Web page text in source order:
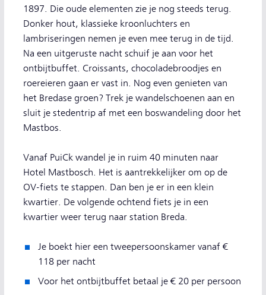
1897. Die oude elementen zie je nog steeds terug.
Donker hout, klassieke kroonluchters en
lambriseringen nemen je even mee terug in de tijd.
Na een uitgeruste nacht schuif je aan voor het
ontbijtbuffet. Croissants, chocoladebroodjes en
roereieren gaan er vast in. Nog even genieten van
het Bredase groen? Trek je wandelschoenen aan en
sluit je stedentrip af met een boswandeling door het
Mastbos.
Vanaf PuiCk wandel je in ruim 40 minuten naar
Hotel Mastbosch. Het is aantrekkelijker om op de
OV-fiets te stappen. Dan ben je er in een klein
kwartier. De volgende ochtend fiets je in een
kwartier weer terug naar station Breda.
Je boekt hier een tweepersoonskamer vanaf €
118 per nacht
Voor het ontbijtbuffet betaal je € 20 per persoon